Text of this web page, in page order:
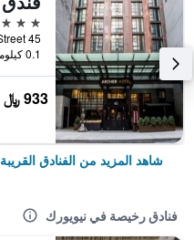
4 نجوم
0.1 كيلومتر عن وسط المدينة
933 ﷼
شاهد المزيد من الفنادق القريبة
فنادق رخيصة في نيويورك